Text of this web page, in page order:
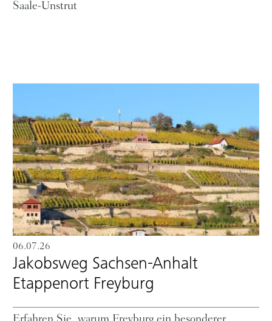
Saale-Unstrut
06.07.26
Jakobsweg Sachsen-Anhalt
Etappenort Freyburg